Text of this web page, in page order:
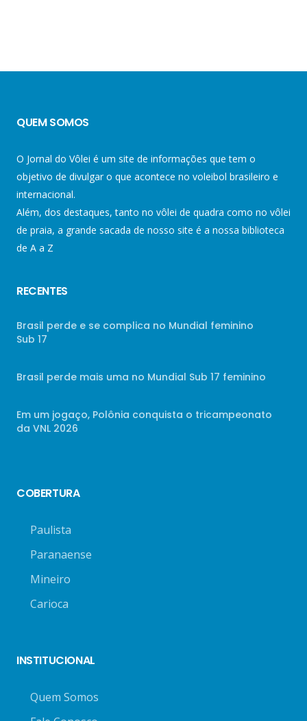
QUEM SOMOS
O Jornal do Vôlei é um site de informações que tem o
objetivo de divulgar o que acontece no voleibol brasileiro e
internacional.
Além, dos destaques, tanto no vôlei de quadra como no vôlei
de praia, a grande sacada de nosso site é a nossa biblioteca
de A a Z
RECENTES
Brasil perde e se complica no Mundial feminino
Sub 17
Brasil perde mais uma no Mundial Sub 17 feminino
Em um jogaço, Polônia conquista o tricampeonato
da VNL 2026
COBERTURA
Paulista
Paranaense
Mineiro
Carioca
INSTITUCIONAL
Quem Somos